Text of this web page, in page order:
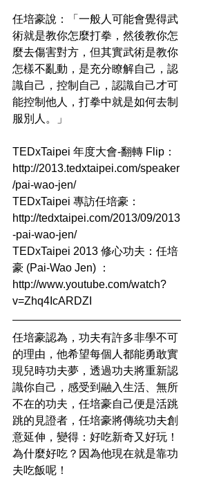
任培豪說：「一般人可能會覺得武
術就是教你怎麼打拳，然後教你怎
麼去傷害對方，但其實武術是教你
怎樣不亂動，是充分瞭解自己，認
識自己，控制自己，認識自己才可
能控制他人，打拳中就是如何去制
服別人。」
TEDxTaipei 年度大會-翻轉 Flip：
http://2013.tedxtaipei.com/speaker
/pai-wao-jen/
TEDxTaipei 專訪任培豪：
http://tedxtaipei.com/2013/09/2013
-pai-wao-jen/
TEDxTaipei 2013 修心功夫：任培
豪 (Pai-Wao Jen) ：
http://www.youtube.com/watch?
v=Zhq4IcARDZI
任培豪認為，功夫有許多非學不可
的理由，他希望每個人都能勇敢實
現兒時功夫夢，透過功夫將重新認
識你自己，感受到融入生活、無所
不在的功夫，任培豪自己便是活跳
跳的見證者，任培豪將傳統功夫創
意延伸，變得：好吃新奇又好玩！
為什麼好吃？因為他現在就是靠功
夫吃飯呢！